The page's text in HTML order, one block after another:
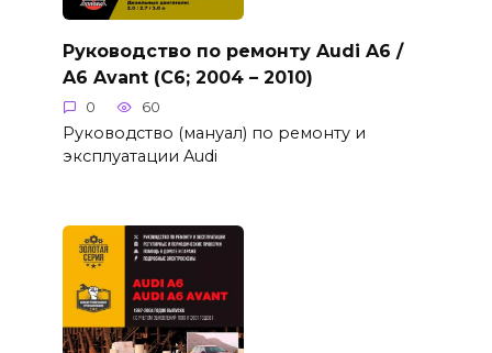
Руководство по ремонту Audi A6 /
A6 Avant (C6; 2004 – 2010)
0 60
Руководство (мануал) по ремонту и
эксплуатации Audi